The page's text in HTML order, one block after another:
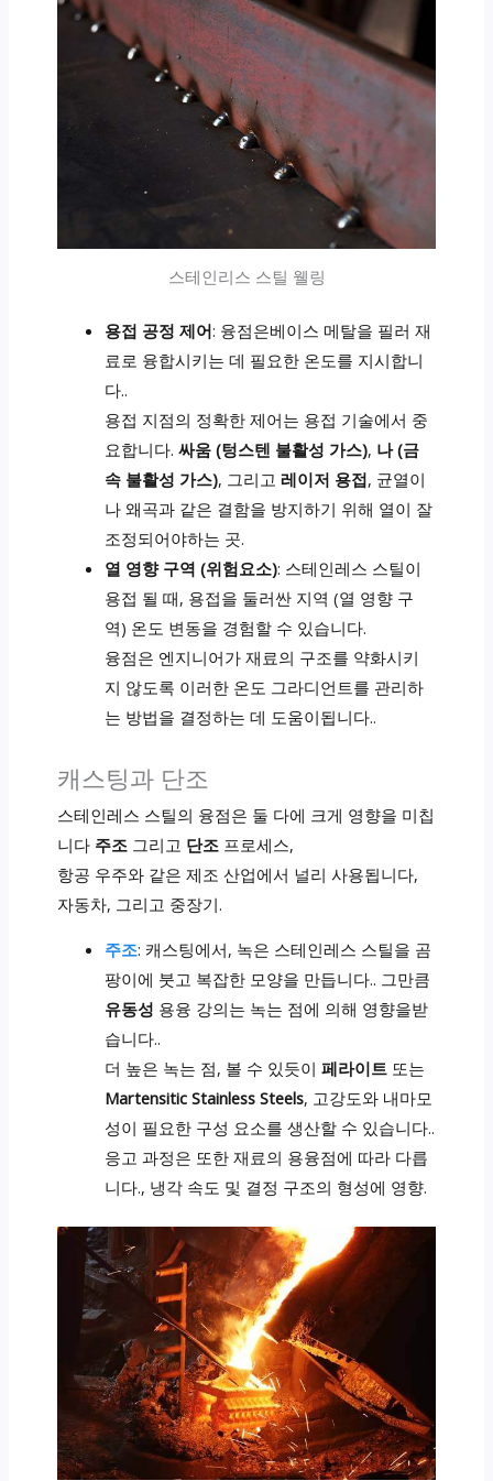
스테인리스 스틸 웰링
용접 공정 제어: 융점은베이스 메탈을 필러 재
료로 융합시키는 데 필요한 온도를 지시합니
다..
용접 지점의 정확한 제어는 용접 기술에서 중
요합니다.싸움 (텅스텐 불활성 가스), 나 (금
속 불활성 가스), 그리고레이저 용접, 균열이
나 왜곡과 같은 결함을 방지하기 위해 열이 잘
조정되어야하는 곳.
열 영향 구역 (위험요소): 스테인레스 스틸이
용접 될 때, 용접을 둘러싼 지역 (열 영향 구
역) 온도 변동을 경험할 수 있습니다.
융점은 엔지니어가 재료의 구조를 약화시키
지 않도록 이러한 온도 그라디언트를 관리하
는 방법을 결정하는 데 도움이됩니다..
캐스팅과 단조
스테인레스 스틸의 융점은 둘 다에 크게 영향을 미칩
니다 주조그리고 단조프로세스,
항공 우주와 같은 제조 산업에서 널리 사용됩니다,
자동차, 그리고 중장기.
주조: 캐스팅에서, 녹은 스테인레스 스틸을 곰
팡이에 붓고 복잡한 모양을 만듭니다.. 그만큼
유동성 용융 강의는 녹는 점에 의해 영향을받
습니다..
더 높은 녹는 점, 볼 수 있듯이페라이트 또는
Martensitic Stainless Steels, 고강도와 내마모
성이 필요한 구성 요소를 생산할 수 있습니다..
응고 과정은 또한 재료의 용융점에 따라 다릅
니다., 냉각 속도 및 결정 구조의 형성에 영향.